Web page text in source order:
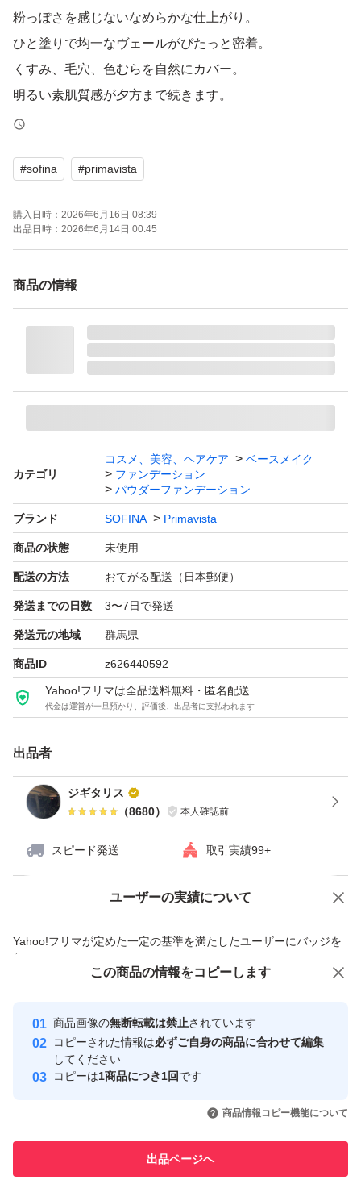
粉っぽさを感じないなめらかな仕上がり。
ひと塗りで均一なヴェールがぴたっと密着。
くすみ、毛穴、色むらを自然にカバー。
明るい素肌質感が夕方まで続きます。
ブランド：SOFINA Primavista
本体/詰め替え：詰め替え
ベースメイク特徴：カバー力 崩れにくい 肌の透明感、薄
づき UVカット
ベースメイクお悩み：テカリ、皮脂 くすみ
特徴：無香料
SPF：16.0 SPF
匿名配送でお送りします。
家族に喫煙者なしです。
#プリマヴィスタ
#パウダーファンデーション
#sofina #primavista
購入日時： 2026年6月16日 08:39
出品日時： 2026年6月14日 00:45
商品の情報
カテゴリ
コスメ、美容、ヘアケア
ベースメイク
ファンデーション
パウダーファンデーション
ブランド SOFINA Primavista
商品の状態 未使用
配送の方法 おてがる配送（日本郵便）
発送までの日数 3〜7日で発送
発送元の地域 群馬県
商品ID z626440592
Yahoo!フリマは全品送料無料・匿名配送
代金は運営が一旦預かり、評価後、出品者に支払われます
出品者
ジギタリス
（8680） 本人確認前
スピード発送 取引実績99+
ユーザーの実績について
Yahoo!フリマが定めた一定の基準を満たしたユーザーにバッジを
付与しています
安心取引出品者
心・安全なユーザーです
取引実績
引を完了させた実績があります
での取引実績があります
価格の相談 商品への質問
この商品の情報をコピーします
商品画像の無断転載は禁止されています
コピーされた情報は必ずご自身の商品に合わせて編集
してください
コピーは1商品につき1回です
商品情報コピー機能について
出品ページへ
この商品をみている人にオススメ